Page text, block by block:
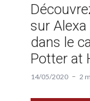
sur
dans le
Potter at
14/05/2020 2